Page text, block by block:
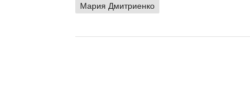
Мария Дмитриенко